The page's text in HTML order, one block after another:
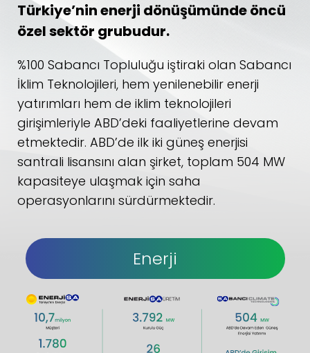
Türkiye’nin enerji dönüşümünde öncü
özel sektör grubudur.
%100 Sabancı Topluluğu iştiraki olan Sabancı
İklim Teknolojileri, hem yenilenebilir enerji
yatırımları hem de iklim teknolojileri
girişimleriyle ABD’deki faaliyetlerine devam
etmektedir. ABD’de ilk iki güneş enerjisi
santrali lisansını alan şirket, toplam 504 MW
kapasiteye ulaşmak için saha
operasyonlarını sürdürmektedir.
Enerji